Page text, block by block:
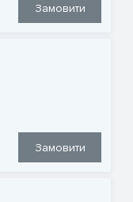
Замовити
Замовити